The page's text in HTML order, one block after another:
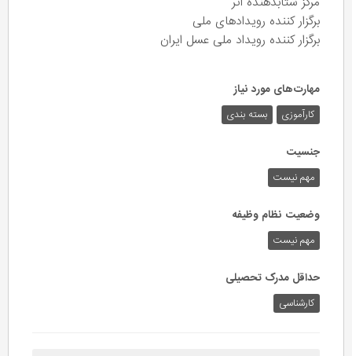
برگزار کننده رویدادهای ملی
برگزار کننده رویداد ملی عسل ایران
مهارت‌های مورد نیاز
کارآموزی بسته بندی
جنسیت
مهم نیست
وضعیت نظام وظیفه
مهم‌ نیست
حداقل مدرک تحصیلی
کارشناسی